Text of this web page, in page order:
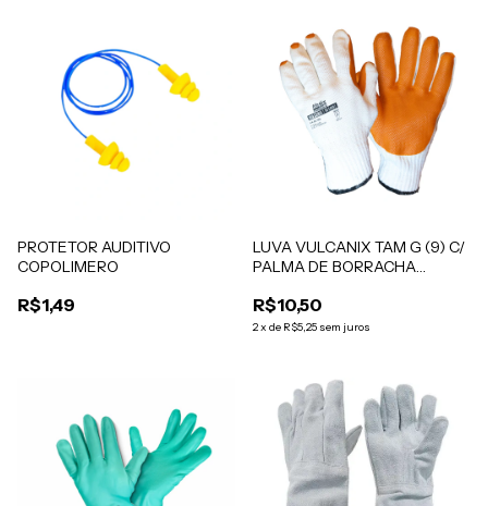
PROTETOR AUDITIVO
COPOLIMERO
R$1,49
LUVA VULCANIX TAM G (9) C/
PALMA DE BORRACHA
R$10,50
2x de R$5,25 sem juros